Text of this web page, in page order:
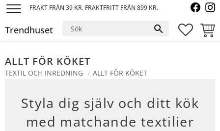
FRAKT FRÅN 39 KR. FRAKTFRITT FRÅN 899 KR.
Trendhuset
ALLT FÖR KÖKET
TEXTIL OCH INREDNING ALLT FÖR KÖKET
Styla dig själv och ditt kök
med matchande textilier